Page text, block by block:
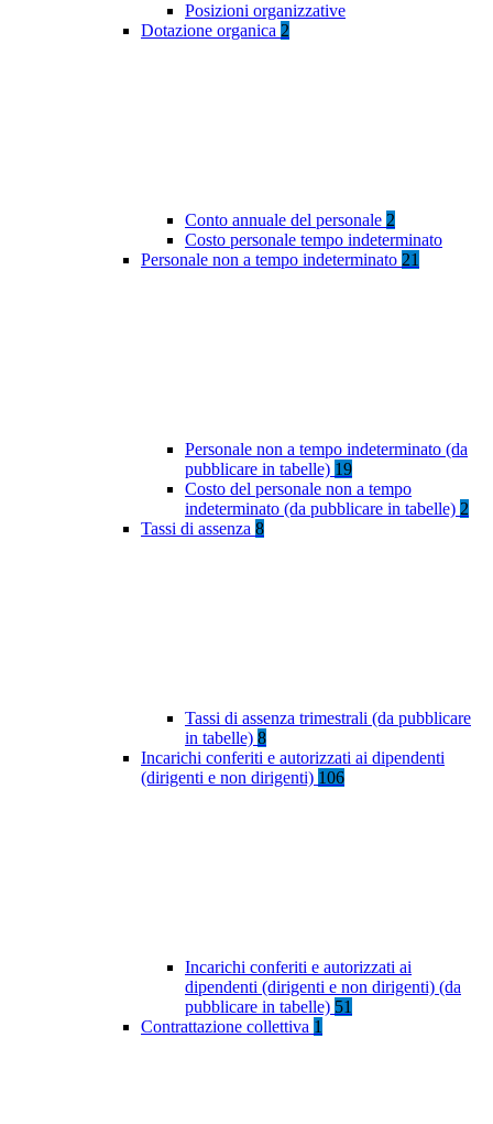
Posizioni organizzative
Dotazione organica 2
Conto annuale del personale 2
Costo personale tempo indeterminato
Personale non a tempo indeterminato 21
Personale non a tempo indeterminato (da
pubblicare in tabelle) 19
Costo del personale non a tempo
indeterminato (da pubblicare in tabelle) 2
Tassi di assenza 8
Tassi di assenza trimestrali (da pubblicare
in tabelle) 8
Incarichi conferiti e autorizzati ai dipendenti
(dirigenti e non dirigenti) 106
Incarichi conferiti e autorizzati ai
dipendenti (dirigenti e non dirigenti) (da
pubblicare in tabelle) 51
Contrattazione collettiva 1